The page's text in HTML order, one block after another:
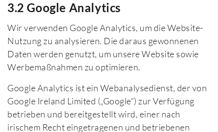
3.2 Google Analytics
Wir verwenden Google Analytics, um die Website-
Nutzung zu analysieren. Die daraus gewonnenen
Daten werden genutzt, um unsere Website sowie
Werbemaßnahmen zu optimieren.
Google Analytics ist ein Webanalysedienst, der von
Google Ireland Limited („Google“) zur Verfügung
betrieben und bereitgestellt wird, einer nach
irischem Recht eingetragenen und betriebenen